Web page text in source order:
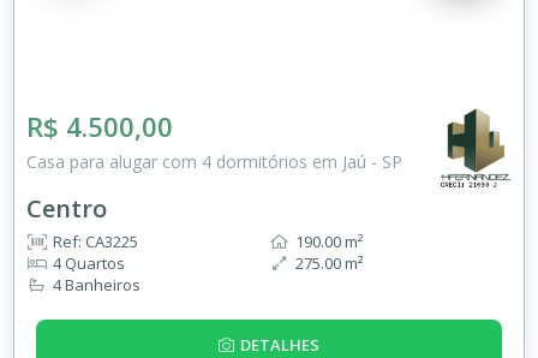
R$ 4.500,00
Casa para alugar com 4 dormitórios em Jaú - SP
Centro
Ref: CA3225
4 Quartos
4 Banheiros
190.00 m²
275.00 m²
DETALHES